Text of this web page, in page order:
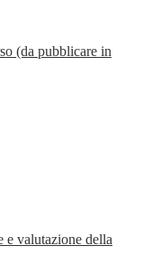
(da pubblicare in
e valutazione della